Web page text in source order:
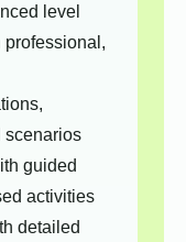
level
scenarios
guided
activities
detailed